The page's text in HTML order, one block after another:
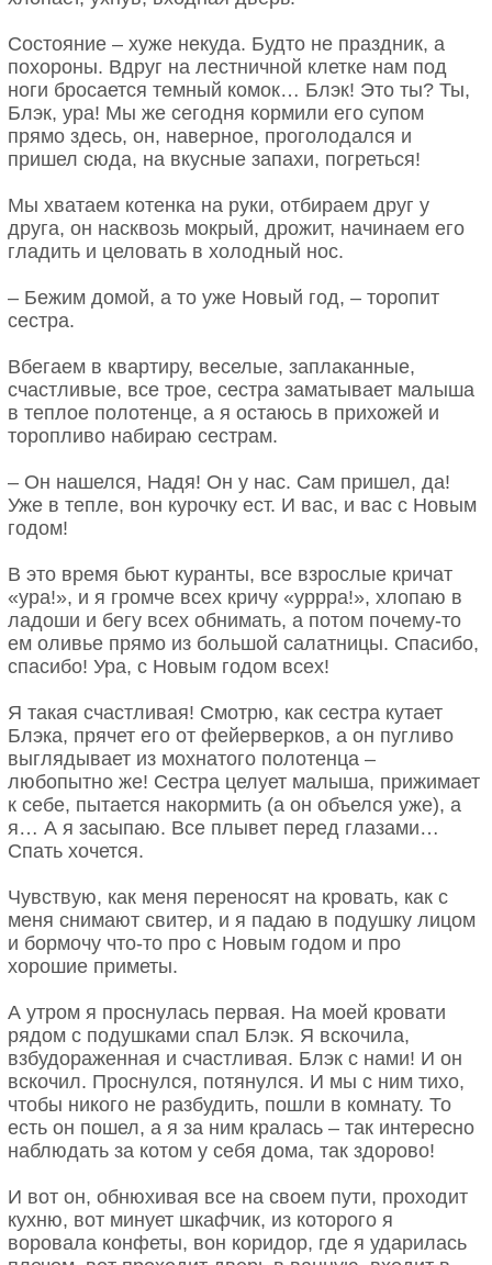
Состояние – хуже некуда. Будто не праздник, а
похороны. Вдруг на лестничной клетке нам под
ноги бросается темный комок… Блэк! Это ты? Ты,
Блэк, ура! Мы же сегодня кормили его супом
прямо здесь, он, наверное, проголодался и
пришел сюда, на вкусные запахи, погреться!
Мы хватаем котенка на руки, отбираем друг у
друга, он насквозь мокрый, дрожит, начинаем его
гладить и целовать в холодный нос.
– Бежим домой, а то уже Новый год, – торопит
сестра.
Вбегаем в квартиру, веселые, заплаканные,
счастливые, все трое, сестра заматывает малыша
в теплое полотенце, а я остаюсь в прихожей и
торопливо набираю сестрам.
– Он нашелся, Надя! Он у нас. Сам пришел, да!
Уже в тепле, вон курочку ест. И вас, и вас с Новым
годом!
В это время бьют куранты, все взрослые кричат
«ура!», и я громче всех кричу «уррра!», хлопаю в
ладоши и бегу всех обнимать, а потом почему-то
ем оливье прямо из большой салатницы. Спасибо,
спасибо! Ура, с Новым годом всех!
Я такая счастливая! Смотрю, как сестра кутает
Блэка, прячет его от фейерверков, а он пугливо
выглядывает из мохнатого полотенца –
любопытно же! Сестра целует малыша, прижимает
к себе, пытается накормить (а он объелся уже), а
я… А я засыпаю. Все плывет перед глазами…
Спать хочется.
Чувствую, как меня переносят на кровать, как с
меня снимают свитер, и я падаю в подушку лицом
и бормочу что-то про с Новым годом и про
хорошие приметы.
А утром я проснулась первая. На моей кровати
рядом с подушками спал Блэк. Я вскочила,
взбудораженная и счастливая. Блэк с нами! И он
вскочил. Проснулся, потянулся. И мы с ним тихо,
чтобы никого не разбудить, пошли в комнату. То
есть он пошел, а я за ним кралась – так интересно
наблюдать за котом у себя дома, так здорово!
И вот он, обнюхивая все на своем пути, проходит
кухню, вот минует шкафчик, из которого я
воровала конфеты, вон коридор, где я ударилась